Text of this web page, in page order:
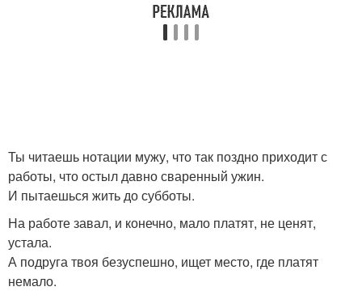
Ты читаешь нотации мужу, что так поздно приходит с
работы, что остыл давно сваренный ужин.
И пытаешься жить до субботы.
На работе завал, и конечно, мало платят, не ценят,
устала.
А подруга твоя безуспешно, ищет место, где платят
немало.